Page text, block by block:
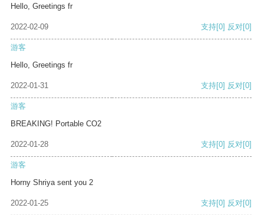
Hello, Greetings fr
2022-02-09 支持[0] 反对[0]
游客
Hello, Greetings fr
2022-01-31 支持[0] 反对[0]
游客
BREAKING! Portable CO2
2022-01-28 支持[0] 反对[0]
游客
Horny Shriya sent you 2
2022-01-25 支持[0] 反对[0]